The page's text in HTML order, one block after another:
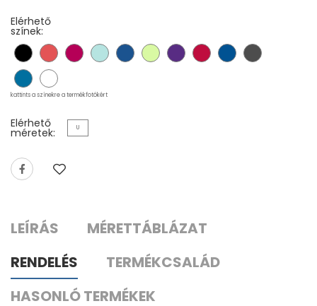
Elérhető
színek:
kattints a színekre a termékfotókért
Elérhető
méretek: U
LEÍRÁS
MÉRETTÁBLÁZAT
RENDELÉS
TERMÉKCSALÁD
HASONLÓ TERMÉKEK